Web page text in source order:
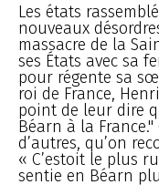
Les états
nouveaux
massacre de la
ses États avec sa
pour régente sa
roi de France,
point de leur dire
Béarn à la
d’autres, qu’on
« C’estoit le plus
sentie en Béarn